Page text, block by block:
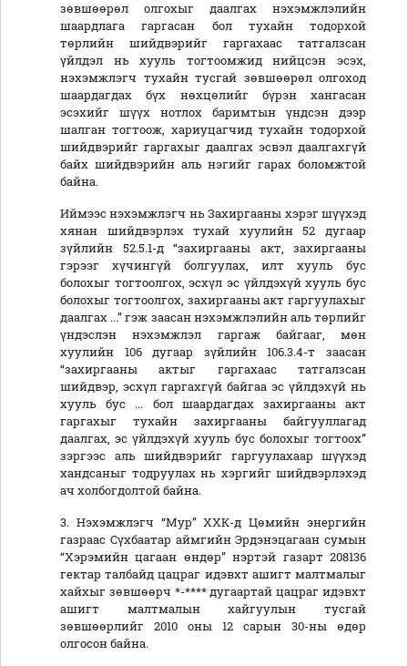
зөвшөөрөл олгохыг даалгах нэхэмжлэлийн
шаардлага гаргасан бол тухайн тодорхой
төрлийн шийдвэрийг гаргахаас татгалзсан
үйлдэл нь хууль тогтоомжид нийцсэн эсэх,
нэхэмжлэгч тухайн тусгай зөвшөөрөл олгоход
шаардагдах бүх нөхцөлийг бүрэн хангасан
эсэхийг шүүх нотлох баримтын үндсэн дээр
шалган тогтоож, хариуцагчид тухайн тодорхой
шийдвэрийг гаргахыг даалгах эсвэл даалгахгүй
байх шийдвэрийн аль нэгийг гарах боломжтой
байна.
Иймээс нэхэмжлэгч нь Захиргааны хэрэг шүүхэд
хянан шийдвэрлэх тухай хуулийн 52 дугаар
зүйлийн 52.5.1-д “захиргааны акт, захиргааны
гэрээг хүчингүй болгуулах, илт хууль бус
болохыг тогтоолгох, эсхүл эс үйлдэхүй хууль бус
болохыг тогтоолгох, захиргааны акт гаргуулахыг
даалгах ...” гэж заасан нэхэмжлэлийн аль төрлийг
үндэслэн нэхэмжлэл гаргаж байгааг, мөн
хуулийн 106 дугаар зүйлийн 106.3.4-т заасан
“захиргааны актыг гаргахаас татгалзсан
шийдвэр, эсхүл гаргахгүй байгаа эс үйлдэхүй нь
хууль бус ... бол шаардагдах захиргааны акт
гаргахыг тухайн захиргааны байгууллагад
даалгах, эс үйлдэхүй хууль бус болохыг тогтоох”
зэргээс аль шийдвэрийг гаргуулахаар шүүхэд
хандсаныг тодруулах нь хэргийг шийдвэрлэхэд
ач холбогдолтой байна.
3. Нэхэмжлэгч “Мур” ХХК-д Цөмийн энергийн
газраас Сүхбаатар аймгийн Эрдэнэцагаан сумын
“Хэрэмийн цагаан өндөр” нэртэй газарт 208136
гектар талбайд цацраг идэвхт ашигт малтмалыг
хайхыг зөвшөөрч *-**** дугаартай цацраг идэвхт
ашигт малтмалын хайгуулын тусгай
зөвшөөрлийг 2010 оны 12 сарын 30-ны өдөр
олгосон байна.